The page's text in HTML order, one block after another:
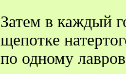
Затем в каждый
щепотке
по одному